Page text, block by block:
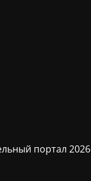
портал 2026